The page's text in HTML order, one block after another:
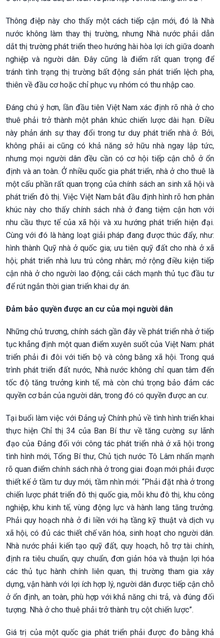
Thông điệp này cho thấy một cách tiếp cận mới, đó là Nhà
nước không làm thay thị trường, nhưng Nhà nước phải dẫn
dắt thị trường phát triển theo hướng hài hòa lợi ích giữa doanh
nghiệp và người dân. Đây cũng là điểm rất quan trọng để
tránh tình trạng thị trường bất động sản phát triển lệch pha,
thiên về đầu cơ hoặc chỉ phục vụ nhóm có thu nhập cao.
Đáng chú ý hơn, lần đầu tiên Việt Nam xác định rõ nhà ở cho
thuê phải trở thành một phân khúc chiến lược dài hạn. Điều
này phản ánh sự thay đổi trong tư duy phát triển nhà ở. Bởi,
không phải ai cũng có khả năng sở hữu nhà ngay lập tức,
nhưng mọi người dân đều cần có cơ hội tiếp cận chỗ ở ổn
định và an toàn. Ở nhiều quốc gia phát triển, nhà ở cho thuê là
một cấu phần rất quan trọng của chính sách an sinh xã hội và
phát triển đô thị. Việc Việt Nam bắt đầu định hình rõ hơn phân
khúc này cho thấy chính sách nhà ở đang tiệm cận hơn với
nhu cầu thực tế của xã hội và xu hướng phát triển hiện đại.
Cùng với đó là hàng loạt giải pháp đang được thúc đẩy, như:
hình thành Quỹ nhà ở quốc gia; ưu tiên quỹ đất cho nhà ở xã
hội; phát triển nhà lưu trú công nhân; mở rộng điều kiện tiếp
cận nhà ở cho người lao động; cải cách mạnh thủ tục đầu tư
để rút ngắn thời gian triển khai dự án.
Đảm bảo quyền được an cư của mọi người dân
Những chủ trương, chính sách gần đây về phát triển nhà ở tiếp
tục khẳng định một quan điểm xuyên suốt của Việt Nam: phát
triển phải đi đôi với tiến bộ và công bằng xã hội. Trong quá
trình phát triển đất nước, Nhà nước không chỉ quan tâm đến
tốc độ tăng trưởng kinh tế, mà còn chú trọng bảo đảm các
quyền cơ bản của người dân, trong đó có quyền được an cư.
Tại buổi làm việc với Đảng uỷ Chính phủ về tình hình triển khai
thực hiện Chỉ thị 34 của Ban Bí thư về tăng cường sự lãnh
đạo của Đảng đối với công tác phát triển nhà ở xã hội trong
tình hình mới, Tổng Bí thư, Chủ tịch nước Tô Lâm nhấn mạnh
rõ quan điểm chính sách nhà ở trong giai đoạn mới phải được
thiết kế ở tầm tư duy mới, tầm nhìn mới: “Phải đặt nhà ở trong
chiến lược phát triển đô thị quốc gia, mỗi khu đô thị, khu công
nghiệp, khu kinh tế, vùng động lực và hành lang tăng trưởng.
Phải quy hoạch nhà ở đi liền với hạ tầng kỹ thuật và dịch vụ
xã hội, có đủ các thiết chế văn hóa, sinh hoạt cho người dân.
Nhà nước phải kiến tạo quỹ đất, quy hoạch, hỗ trợ tài chính,
định ra tiêu chuẩn, quy chuẩn, đơn giản hóa và thuận lợi hóa
các thủ tục hành chính liên quan, thị trường tham gia xây
dựng, vận hành với lợi ích hợp lý, người dân được tiếp cận chỗ
ở ổn định, an toàn, phù hợp với khả năng chi trả, và đúng đối
tượng. Nhà ở cho thuê phải trở thành trụ cột chiến lược”.
Giá trị của một quốc gia phát triển phải được đo bằng khả